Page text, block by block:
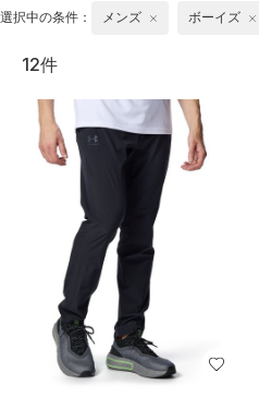
選択中の条件： メンズ ボーイズ
12件